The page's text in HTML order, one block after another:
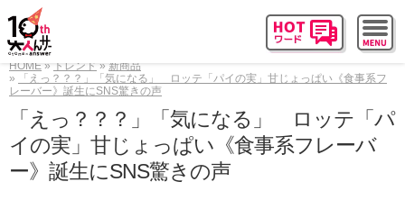
HOME トレンド
新商品
「えっ？？？」「気になる」 ロッテ「パイの実」甘じょっぱい《食事系フ
レーバー》誕生にSNS驚きの声
「えっ？？？」「気になる」 ロッテ「パ
イの実」甘じょっぱい《食事系フレーバ
ー》誕生にSNS驚きの声